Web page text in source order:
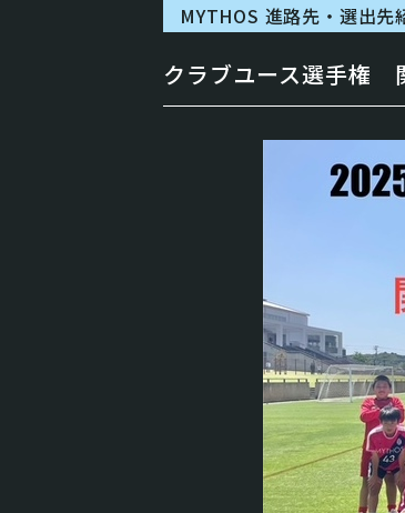
MYTHOS 進路先・選出先
クラブユース選手権